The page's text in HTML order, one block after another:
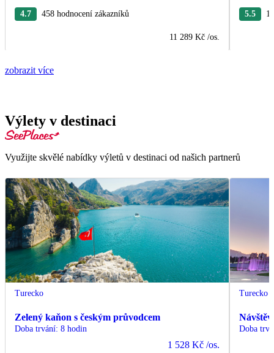
4.7 458 hodnocení zákazníků
11 289 Kč /os.
5.5
zobrazit více
Výlety v destinaci
Využijte skvělé nabídky výletů v destinaci od našich partnerů
Turecko
Zelený kaňon s českým průvodcem
Doba trvání: 8 hodin
1 528 Kč /os.
Turecko
Doba